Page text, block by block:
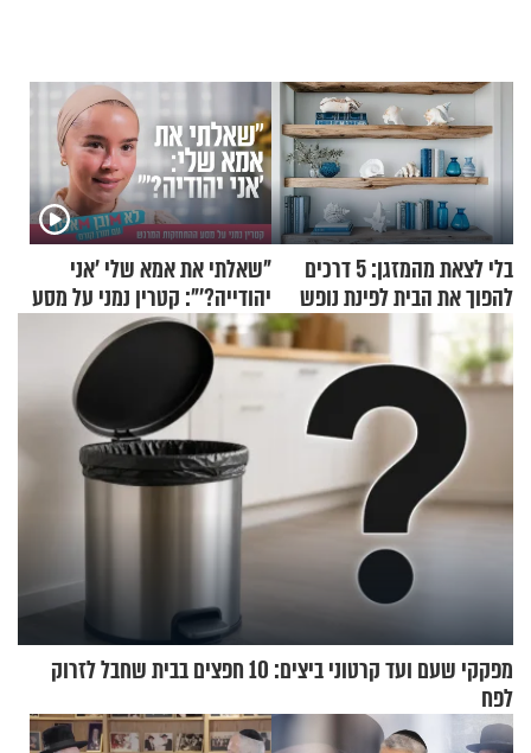
בלי לצאת מהמזגן: 5 דרכים
להפוך את הבית לפינת נופש
מעוצבת
"שאלתי את אמא שלי 'אני
יהודייה?'": קטרין נמני על מסע
ההתחזקות המרגש
מפקקי שעם ועד קרטוני ביצים: 10 חפצים בבית שחבל לזרוק
לפח